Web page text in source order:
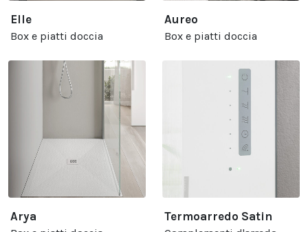
Elle
Box e piatti doccia
Aureo
Box e piatti doccia
Arya Termoarredo Satin